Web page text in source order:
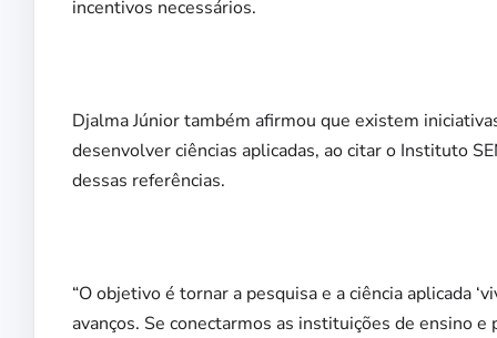
incentivos necessários.
Djalma Júnior também afirmou que existem
desenvolver ciências aplicadas, ao citar o Instituto
dessas referências.
“O objetivo é tornar a pesquisa e a ciência aplicada
avanços. Se conectarmos as instituições de ensino